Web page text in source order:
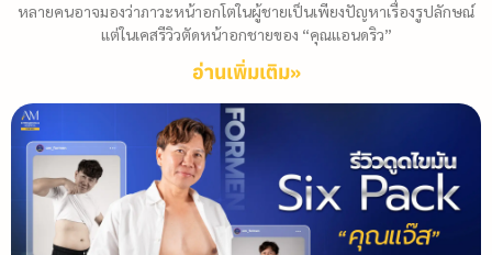
หลายคนอาจมองว่าภาวะหน้าอกโตในผู้ชายเป็นเพียงปัญหาเรื่องรูปลักษณ์
แต่ในเคสรีวิวตัดหน้าอกชายของ “คุณแอนดริว”
อ่านเพิ่มเติม»